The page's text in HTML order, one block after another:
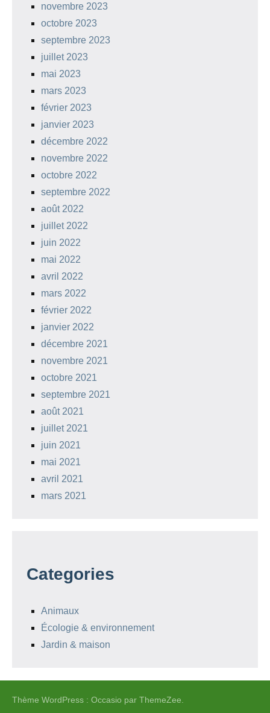
novembre 2023
octobre 2023
septembre 2023
juillet 2023
mai 2023
mars 2023
février 2023
janvier 2023
décembre 2022
novembre 2022
octobre 2022
septembre 2022
août 2022
juillet 2022
juin 2022
mai 2022
avril 2022
mars 2022
février 2022
janvier 2022
décembre 2021
novembre 2021
octobre 2021
septembre 2021
août 2021
juillet 2021
juin 2021
mai 2021
avril 2021
mars 2021
Categories
Animaux
Écologie & environnement
Jardin & maison
Thème WordPress : Occasio par ThemeZee.